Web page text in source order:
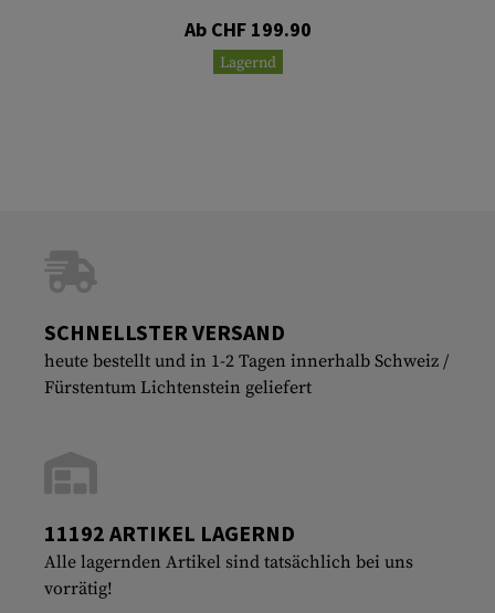
Ab CHF 199.90
Lagernd
SCHNELLSTER VERSAND
heute bestellt und in 1-2 Tagen innerhalb Schweiz /
Fürstentum Lichtenstein geliefert
11192 ARTIKEL LAGERND
Alle lagernden Artikel sind tatsächlich bei uns
vorrätig!